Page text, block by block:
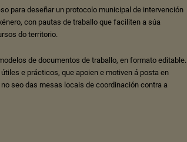
para deseñar un protocolo municipal de intervención
con pautas de traballo que faciliten a súa
do territorio.
de documentos de traballo, en formato editable.
e prácticos, que apoien e motiven á posta en
seo das mesas locais de coordinación contra a